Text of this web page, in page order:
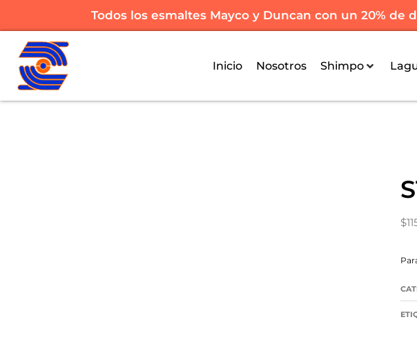
Todos los esmaltes Mayco y Duncan con un 20% de
Inicio Nosotros Shimpo
$